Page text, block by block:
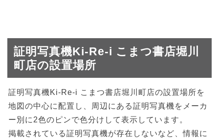
証明写真機Ki-Re-i こまつ書店堀川
町店の設置場所
証明写真機Ki-Re-i こまつ書店堀川町店の設置場所を
地図の中心に配置し、周辺にある証明写真機をメーカ
ー別に2色のピンで色分けして表示しています。
掲載されている証明写真機が存在しないなど、情報に